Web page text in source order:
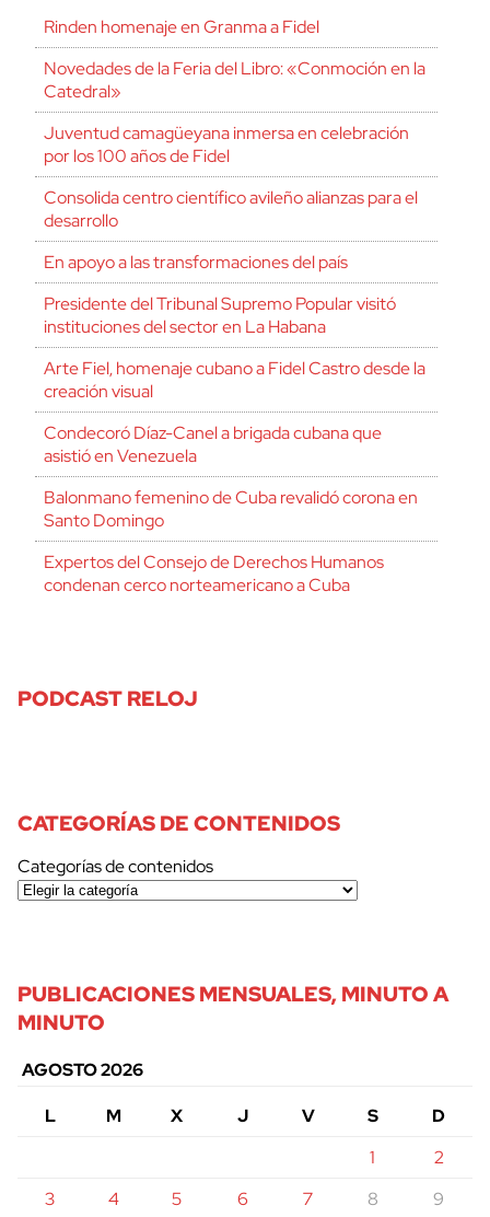
Rinden homenaje en Granma a Fidel
Novedades de la Feria del Libro: «Conmoción en la
Catedral»
Juventud camagüeyana inmersa en celebración
por los 100 años de Fidel
Consolida centro científico avileño alianzas para el
desarrollo
En apoyo a las transformaciones del país
Presidente del Tribunal Supremo Popular visitó
instituciones del sector en La Habana
Arte Fiel, homenaje cubano a Fidel Castro desde la
creación visual
Condecoró Díaz-Canel a brigada cubana que
asistió en Venezuela
Balonmano femenino de Cuba revalidó corona en
Santo Domingo
Expertos del Consejo de Derechos Humanos
condenan cerco norteamericano a Cuba
PODCAST RELOJ
CATEGORÍAS DE CONTENIDOS
Categorías de contenidos
PUBLICACIONES MENSUALES, MINUTO A
MINUTO
AGOSTO 2026
L
M X J V S
D
1
2
3
4 5 6 7 8
9